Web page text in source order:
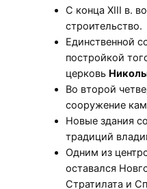
С конца XIII в.
строительство.
Единственной
постройкой
церковь
Во второй
сооружение
Новые здания
традиций
Одним из
оставался
Стратилата и